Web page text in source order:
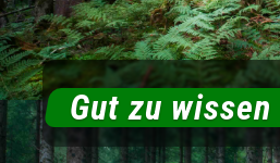
Gut zu wissen